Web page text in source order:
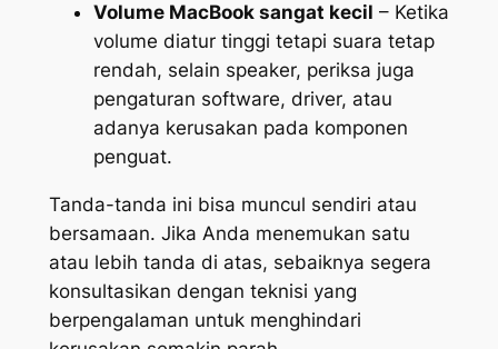
Volume MacBook sangat kecil – Ketika
volume diatur tinggi tetapi suara tetap
rendah, selain speaker, periksa juga
pengaturan software, driver, atau
adanya kerusakan pada komponen
penguat.
Tanda-tanda ini bisa muncul sendiri atau
bersamaan. Jika Anda menemukan satu
atau lebih tanda di atas, sebaiknya segera
konsultasikan dengan teknisi yang
berpengalaman untuk menghindari